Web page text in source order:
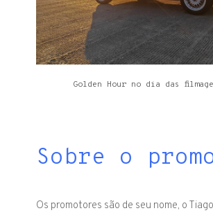
Golden Hour no dia das
Sobre o
Os promotores são de seu nome, o